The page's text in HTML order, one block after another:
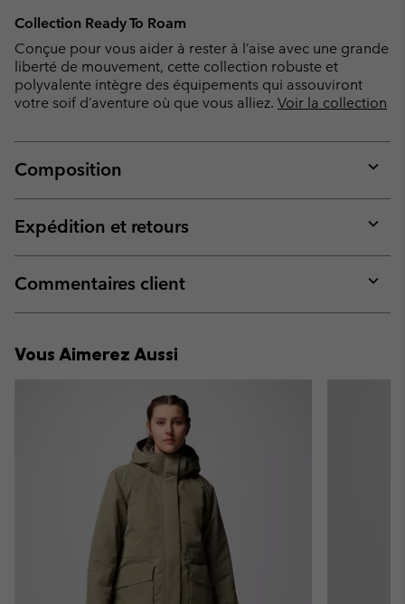
Collection Ready To Roam
Conçue pour vous aider à rester à l’aise avec une grande
liberté de mouvement, cette collection robuste et
polyvalente intègre des équipements qui assouviront
votre soif d’aventure où que vous alliez. Voir la collection
Composition
or
Expédition et retours
or
Commentaires client
or
Vous Aimerez Aussi